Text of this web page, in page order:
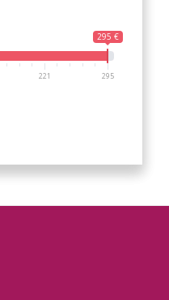
295 €
221 295